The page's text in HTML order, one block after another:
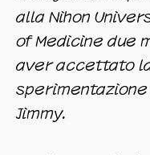
alla Nihon
of Medicine due
aver accettato
sperimentazione
Jimmy.